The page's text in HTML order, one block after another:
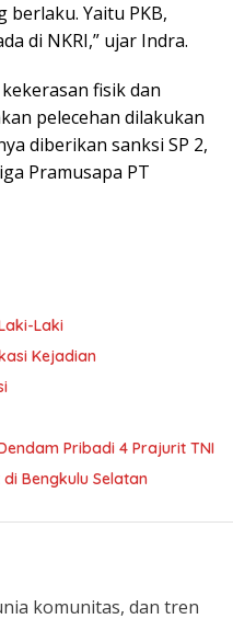
berlaku. Yaitu PKB,
di NKRI,” ujar Indra.
fisik dan
pelecehan dilakukan
diberikan sanksi SP 2,
Pramusapa PT
Laki
Kejadian
Pribadi 4 Prajurit TNI
Bengkulu Selatan
komunitas, dan tren